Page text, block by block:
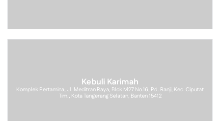
Kebuli Karimah
Komplek Pertamina, Jl. Meditran Raya, Blok M27 No.16, Pd. Ranji, Kec. Ciputat
Tim., Kota Tangerang Selatan, Banten 15412